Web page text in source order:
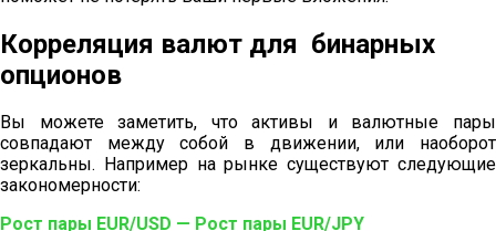
Корреляция валют для бинарных
опционов
Вы можете заметить, что активы и валютные пары
совпадают между собой в движении, или наоборот
зеркальны. Например на рынке существуют следующие
закономерности:
Рост пары EUR/USD — Рост пары EUR/JPY